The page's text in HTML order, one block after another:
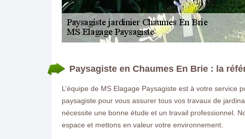
Paysagiste en Chaumes En Brie : la
L’équipe de MS Elagage Paysagiste est à votre
paysagiste pour vous assurer tous vos travaux de
nécessite une bonne étude et un travail professionnel.
espace et mettons en valeur votre environnement.